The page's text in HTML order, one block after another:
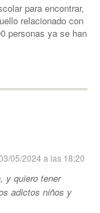
para encontrar,
relacionado con
personas ya se han
05/2024 a las 18:20
y quiero tener
adictos niños y